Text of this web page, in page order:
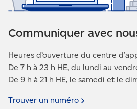
Communiquer avec
Heures d’ouverture du centre
De 7 h à 23 h HE, du lundi au
De 9 h à 21 h HE, le samedi et le
Trouver un numéro